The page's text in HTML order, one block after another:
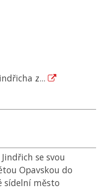
z...
se svou
Opavskou do
sídelní město